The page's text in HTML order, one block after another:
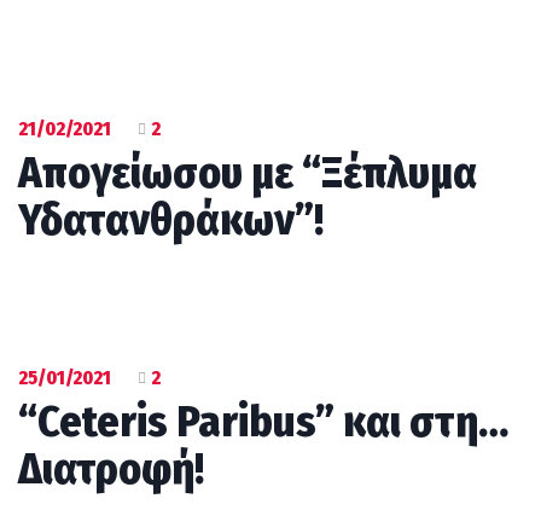
21/02/2021 2
Απογείωσου με “Ξέπλυμα
Υδατανθράκων”!
25/01/2021 2
“Ceteris Paribus” και στη…
Διατροφή!